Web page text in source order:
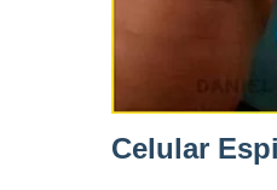
Celular